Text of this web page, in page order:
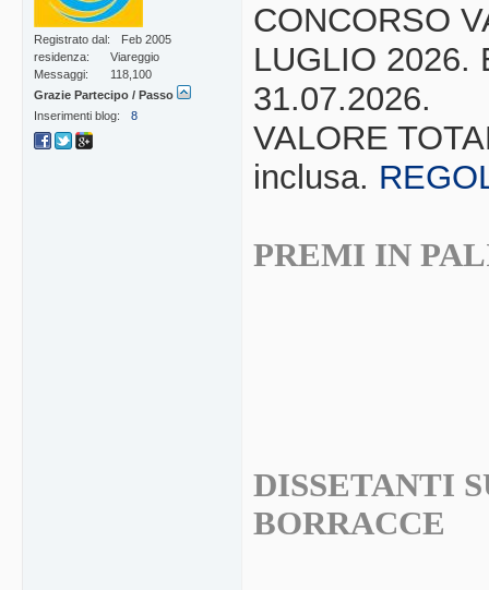
Registrato dal
Feb 2005
residenza
Viareggio
Messaggi
118,100
Grazie Partecipo / Passo
Inserimenti blog
8
CONCORSO
LUGLIO 2026.
31.07.2026.
VALORE
inclusa.
PREMI IN
DISSETANTI
BORRACCE